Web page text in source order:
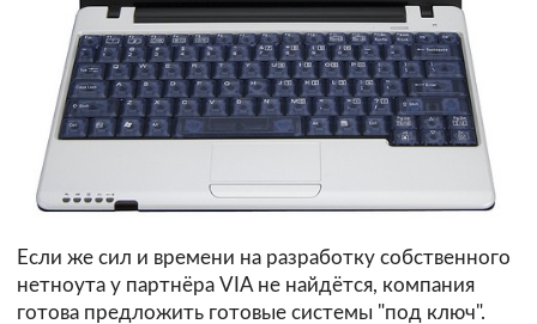
Если же сил и времени на разработку собственного
нетноута у партнёра VIA не найдётся, компания
готова предложить готовые системы "под ключ".